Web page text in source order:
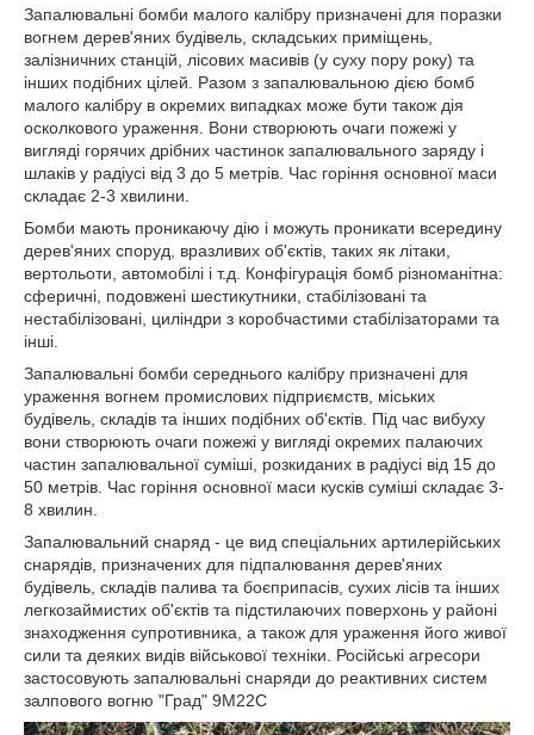
Запалювальні бомби малого калібру призначені для поразки
вогнем дерев'яних будівель, складських приміщень,
залізничних станцій, лісових масивів (у суху пору року) та
інших подібних цілей. Разом з запалювальною дією бомб
малого калібру в окремих випадках може бути також дія
осколкового ураження. Вони створюють очаги пожежі у
вигляді горячих дрібних частинок запалювального заряду і
шлаків у радіусі від 3 до 5 метрів. Час горіння основної маси
складає 2-3 хвилини.
Бомби мають проникаючу дію і можуть проникати всередину
дерев'яних споруд, вразливих об'єктів, таких як літаки,
вертольоти, автомобілі і т.д. Конфігурація бомб різноманітна:
сферичні, подовжені шестикутники, стабілізовані та
нестабілізовані, циліндри з коробчастими стабілізаторами та
інші.
Запалювальні бомби середнього калібру призначені для
ураження вогнем промислових підприємств, міських
будівель, складів та інших подібних об'єктів. Під час вибуху
вони створюють очаги пожежі у вигляді окремих палаючих
частин запалювальної суміші, розкиданих в радіусі від 15 до
50 метрів. Час горіння основної маси кусків суміші складає 3-
8 хвилин.
Запалювальний снаряд - це вид спеціальних артилерійських
снарядів, призначених для підпалювання дерев'яних
будівель, складів палива та боєприпасів, сухих лісів та інших
легкозаймистих об'єктів та підстилаючих поверхонь у районі
знаходження супротивника, а також для ураження його живої
сили та деяких видів військової техніки. Російські агресори
застосовують запалювальні снаряди до реактивних систем
залпового вогню "Град" 9М22С